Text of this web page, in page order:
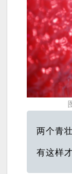
两个青
有这样